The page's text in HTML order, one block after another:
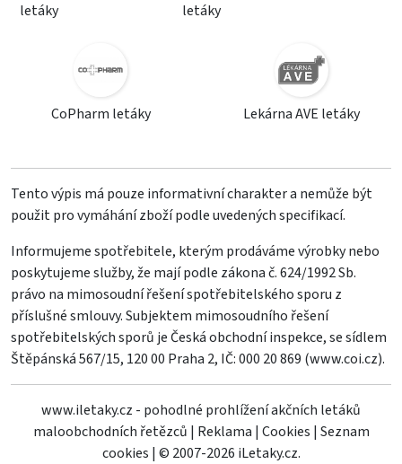
letáky
letáky
CoPharm letáky Lekárna AVE letáky
Tento výpis má pouze informativní charakter a nemůže být
použit pro vymáhání zboží podle uvedených specifikací.
Informujeme spotřebitele, kterým prodáváme výrobky nebo
poskytujeme služby, že mají podle zákona č. 624/1992 Sb.
právo na mimosoudní řešení spotřebitelského sporu z
příslušné smlouvy. Subjektem mimosoudního řešení
spotřebitelských sporů je Česká obchodní inspekce, se sídlem
Štěpánská 567/15, 120 00 Praha 2, IČ: 000 20 869 (www.coi.cz).
www.iletaky.cz - pohodlné prohlížení akčních letáků
maloobchodních řetězců | Reklama | Cookies | Seznam
cookies | © 2007-2026 iLetaky.cz.